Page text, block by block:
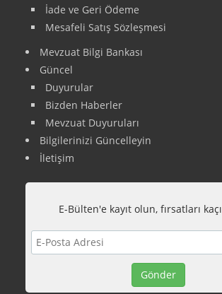
İade ve Geri Ödeme
Mesafeli Satış Sözleşmesi
Mevzuat Bilgi Bankası
Güncel
Duyurular
Bizden Haberler
Mevzuat Duyuruları
Bilgilerinizi Güncelleyin
İletişim
E-Bülten'e kayıt olun, fırsatları